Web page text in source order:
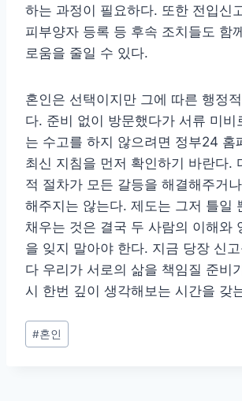
하는 과정이 필요하다. 또한 전입신
피부양자 등록 등 후속 조치들도 함
로움을 줄일 수 있다.
혼인은 선택이지만 그에 따른 행정
다. 준비 없이 방문했다가 서류 미비
는 수고를 하지 않으려면 정부24 홈
최신 지침을 먼저 확인하기 바란다.
적 절차가 모든 갈등을 해결해주거
해주지는 않는다. 제도는 그저 틀일
채우는 것은 결국 두 사람의 이해와
을 잊지 말아야 한다. 지금 당장 신
다 우리가 서로의 삶을 책임질 준비
시 한번 깊이 생각해보는 시간을 갖
Post
Tags:
#혼인